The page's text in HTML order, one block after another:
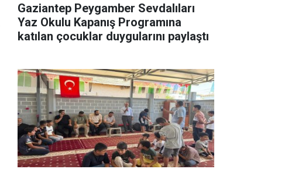
Gaziantep Peygamber Sevdalıları
Yaz Okulu Kapanış Programına
katılan çocuklar duygularını paylaştı